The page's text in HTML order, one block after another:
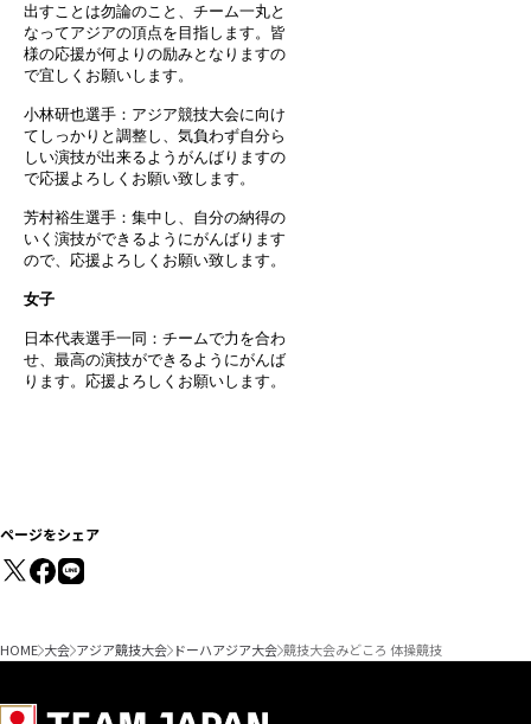
出すことは勿論のこと、チーム一丸と
なってアジアの頂点を目指します。皆
様の応援が何よりの励みとなりますの
で宜しくお願いします。
小林研也選手：アジア競技大会に向け
てしっかりと調整し、気負わず自分ら
しい演技が出来るようがんばりますの
で応援よろしくお願い致します。
芳村裕生選手：集中し、自分の納得の
いく演技ができるようにがんばります
ので、応援よろしくお願い致します。
女子
日本代表選手一同：チームで力を合わ
せ、最高の演技ができるようにがんば
ります。応援よろしくお願いします。
ページをシェア
HOME 大会 アジア競技大会 ドーハアジア大会 競技大会みどころ 体操競技